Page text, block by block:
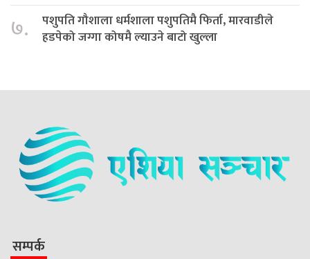
७.
पशुपति गौशाला धर्मशाला पशुपतिमै फिर्ता, मारवाडीले
हडपेको जग्गा कोषमै ल्याउने बाटो खुल्ला
सम्पर्क